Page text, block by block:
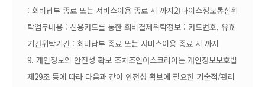
: 회비납부 종료 또는 서비스이용 종료 시 까지2)나이스정보통신위
탁업무내용 : 신용카드를 통한 회비결제위탁정보 : 카드번호, 유효
기간위탁기간 : 회비납부 종료 또는 서비스이용 종료 시 까지
9. 개인정보의 안전성 확보 조치조인어스코리아는 개인정보보호법
제29조 등에 따라 다음과 같이 안전성 확보에 필요한 기술적/관리